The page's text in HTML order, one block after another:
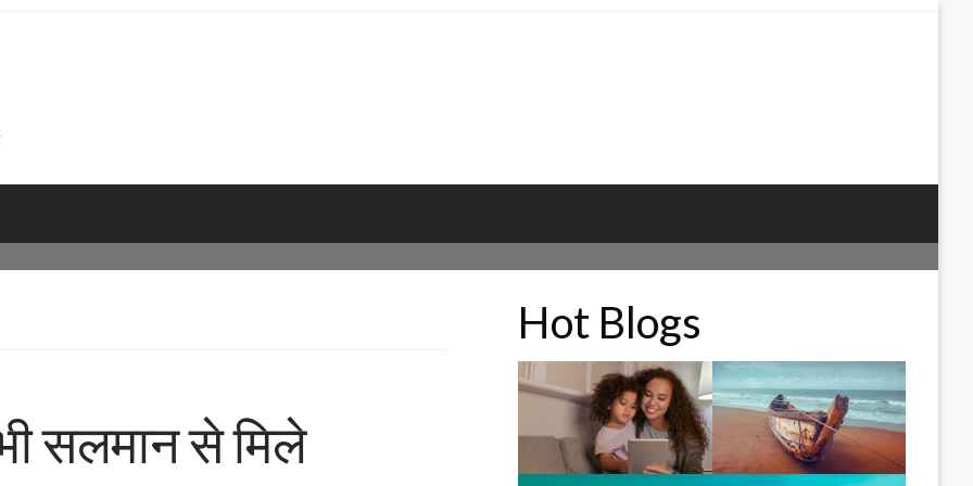
सलमान से मिले
Hot Blogs